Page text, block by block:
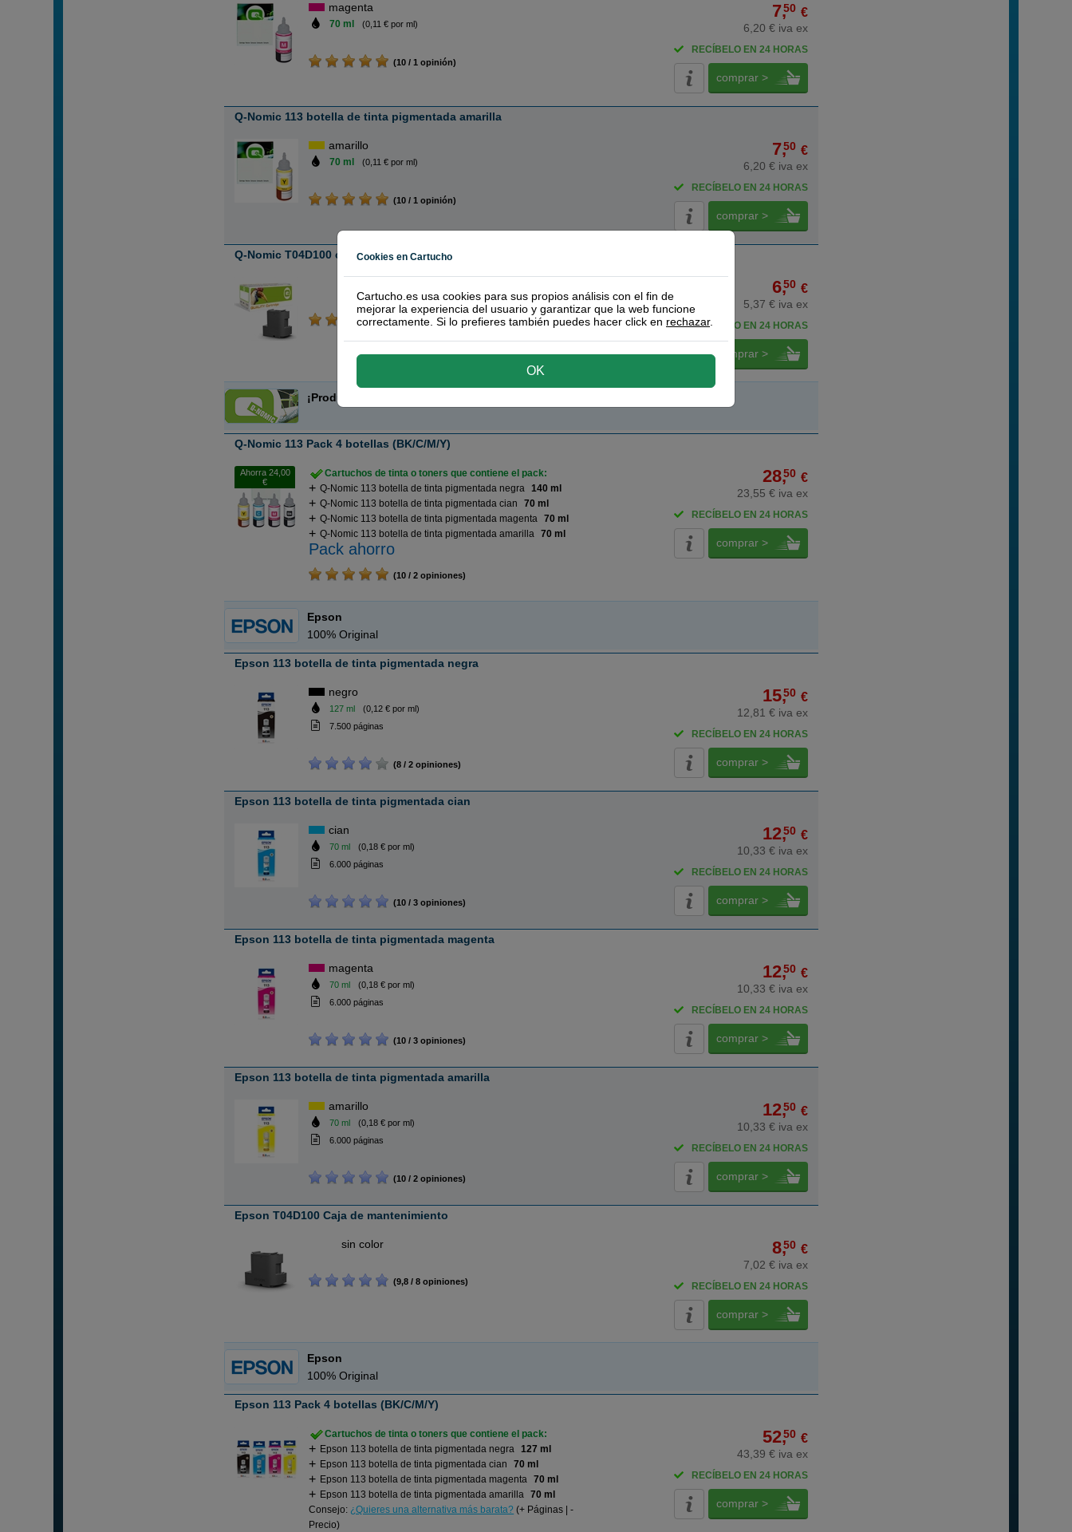
magenta
70 ml (0,11 € por ml)
(10 / 1 opinión)
7,50 €
6,20 € iva ex
RECÍBELO EN 24 HORAS
comprar >
Q-Nomic 113 botella de tinta pigmentada amarilla
amarillo
70 ml (0,11 € por ml)
(10 / 1 opinión)
7,50 €
6,20 € iva ex
RECÍBELO EN 24 HORAS
comprar >
Q-Nomic T04D100 caja de mantenimiento
(10 / 1 opinión)
6,50 €
5,37 € iva ex
RECÍBELO EN 24 HORAS
comprar >
¡Producto recomendado!
Q-Nomic 113 Pack 4 botellas (BK/C/M/Y)
Ahorra 24,00
€
Cartuchos de tinta o toners que contiene el pack:
Q-Nomic 113 botella de tinta pigmentada negra 140 ml
Q-Nomic 113 botella de tinta pigmentada cian
70 ml
Q-Nomic 113 botella de tinta pigmentada magenta 70 ml
Q-Nomic 113 botella de tinta pigmentada amarilla 70 ml
Pack ahorro
(10 / 2 opiniones)
28,50 €
23,55 € iva ex
RECÍBELO EN 24 HORAS
comprar >
Epson
100% Original
Epson 113 botella de tinta pigmentada negra
negro
127 ml
(0,12 € por ml)
7.500 páginas
(8 / 2 opiniones)
15,50 €
12,81 € iva ex
RECÍBELO EN 24 HORAS
comprar >
Epson 113 botella de tinta pigmentada cian
cian
70 ml
(0,18 € por ml)
6.000 páginas
(10 / 3 opiniones)
12,50 €
10,33 € iva ex
RECÍBELO EN 24 HORAS
comprar >
Epson 113 botella de tinta pigmentada magenta
magenta
70 ml
(0,18 € por ml)
6.000 páginas
(10 / 3 opiniones)
12,50 €
10,33 € iva ex
RECÍBELO EN 24 HORAS
comprar >
Epson 113 botella de tinta pigmentada amarilla
amarillo
70 ml
(0,18 € por ml)
6.000 páginas
(10 / 2 opiniones)
12,50 €
10,33 € iva ex
RECÍBELO EN 24 HORAS
comprar >
Epson T04D100 Caja de mantenimiento
sin color
(9,8 / 8 opiniones)
8,50 €
7,02 € iva ex
RECÍBELO EN 24 HORAS
comprar >
Epson
100% Original
Epson 113 Pack 4 botellas (BK/C/M/Y)
Cartuchos de tinta o toners que contiene el pack:
Epson 113 botella de tinta pigmentada negra 127 ml
Epson 113 botella de tinta pigmentada cian
70 ml
Epson 113 botella de tinta pigmentada magenta 70 ml
Epson 113 botella de tinta pigmentada amarilla 70 ml
Consejo:¿Quieres una alternativa más barata? (+ Páginas | -
Precio)
52,50 €
43,39 € iva ex
RECÍBELO EN 24 HORAS
comprar >
Cookies en Cartucho
Cartucho.es usa cookies para sus propios análisis con el fin de
mejorar la experiencia del usuario y garantizar que la web funcione
correctamente. Si lo prefieres también puedes hacer click en rechazar.
OK